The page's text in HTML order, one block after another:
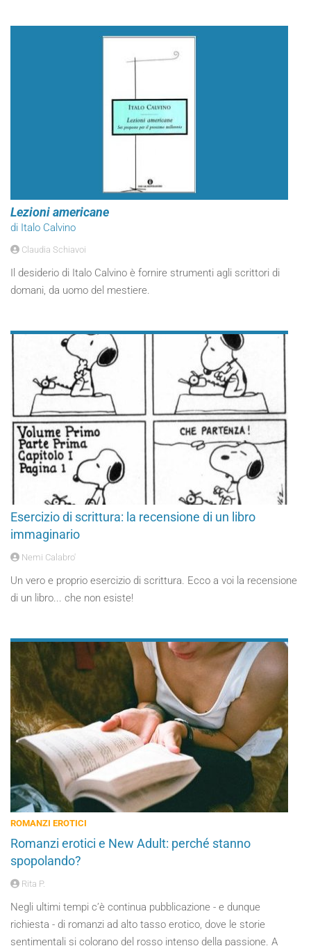
Lezioni americane
di Italo Calvino
Claudia Schiavoi
Il desiderio di Italo Calvino è fornire strumenti agli scrittori di
domani, da uomo del mestiere.
Esercizio di scrittura: la recensione di un libro
immaginario
Nemi Calabro'
Un vero e proprio esercizio di scrittura. Ecco a voi la recensione
di un libro... che non esiste!
ROMANZI EROTICI
Romanzi erotici e New Adult: perché stanno
spopolando?
Rita P.
Negli ultimi tempi c’è continua pubblicazione - e dunque
richiesta - di romanzi ad alto tasso erotico, dove le storie
sentimentali si colorano del rosso intenso della passione. A